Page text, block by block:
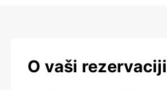
O vaši rezervaciji